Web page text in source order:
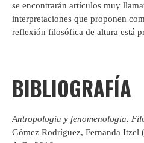
se encontrarán artículos muy
interpretaciones que proponen
reflexión filosófica de altura está
BIBLIOGRAFÍA
Antropología y fenomenología.
Gómez Rodríguez, Fernanda